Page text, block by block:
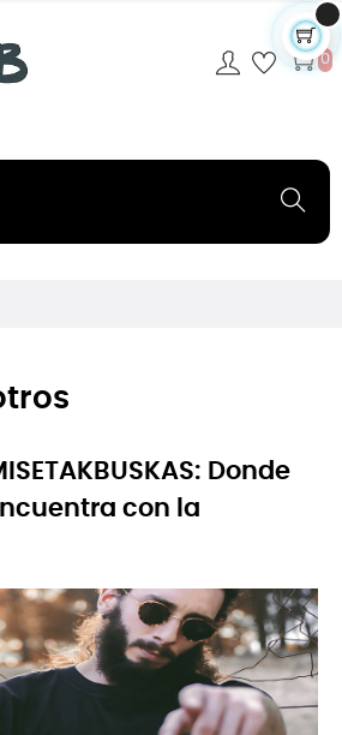
0
Donde
con la